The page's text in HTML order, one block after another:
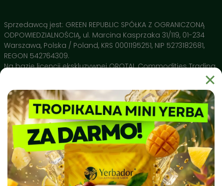
Yerba Mate (Czyste liście) 🍃– Nasza baza i jedyny
składnik. Suszona wyłącznie gorącym powietrzem, co
gwarantuje brak dymnego posmaku i stabilne
pobudzenie bez obciążania żołądka.
Brak pyłu i łodyg 💎– Dzięki rygorystycznej selekcji pijesz
swoich właściwości przy każdym zalaniu.
Naturalne Polifenole 🔬– Wysokie stężenie
antyoksydantów potwierdzone przez Narodowy Instytut
Leków wspiera ochronę Twojego DNA i pomaga w
regeneracji organizmu.
Sprzedawcą jest: GREEN REPUBLIC SPÓŁKA Z OGRANICZONĄ
ODPOWIEDZIALNOŚCIĄ, ul. Marcina Kasprzaka 31/119, 01-234
Warszawa, Polska / Poland, KRS 0001195251, NIP 5273182681,
REGON 542764309.
Na bazie licencji ekskluzywnej OROTAL Commodities Trading
Dlaczego warto wybrać Yerbador?
Yerbador Mate to produkt natury uprawiany w regionie Rio
Grande do Sul i spełniający najsurowsze normy czystości
sanitarnej. Nasz surowiec badany jest pod kątem czystości
biochemicznej, a produkty takie jak naczynia ceramiczne
Matero by Yerbador Proeko 2.0 szkliwione są w Europie bez
kadmu, ołowiu i molibdenu, dając najwyższą możliwą w